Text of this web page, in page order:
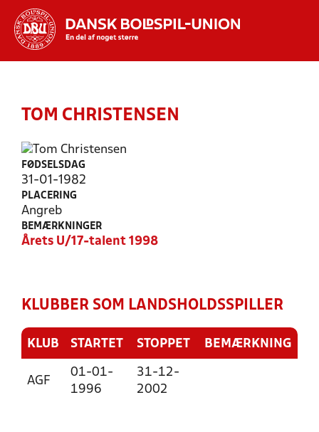
TOM CHRISTENSEN
FØDSELSDAG
31-01-1982
PLACERING
Angreb
BEMÆRKNINGER
Årets U/17-talent 1998
KLUBBER SOM LANDSHOLDSSPILLER
KLUB STARTET STOPPET BEMÆRKNING
AGF
01-01-
1996
31-12-
2002